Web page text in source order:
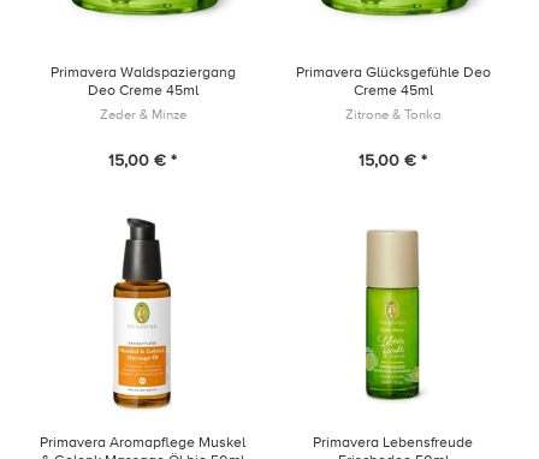
Primavera Waldspaziergang
Deo Creme 45ml
Zeder & Minze
15,00 € *
Primavera Glücksgefühle Deo
Creme 45ml
Zitrone & Tonka
15,00 € *
Primavera Aromapflege Muskel
Primavera Lebensfreude